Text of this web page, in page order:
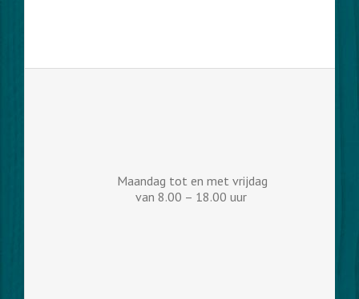
Maandag tot en met vrijdag
van 8.00 – 18.00 uur